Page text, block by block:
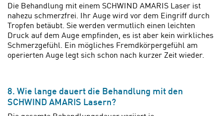
Die Behandlung mit einem SCHWIND AMARIS Laser ist
nahezu schmerzfrei. Ihr Auge wird vor dem Eingriff durch
Tropfen betäubt. Sie werden vermutlich einen leichten
Druck auf dem Auge empfinden, es ist aber kein wirkliches
Schmerzgefühl. Ein mögliches Fremdkörpergefühl am
operierten Auge legt sich schon nach kurzer Zeit wieder.
8. Wie lange dauert die Behandlung mit den
SCHWIND AMARIS Lasern?